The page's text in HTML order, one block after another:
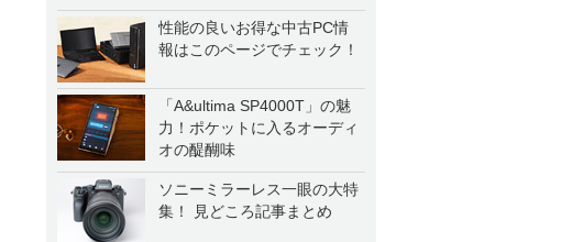
性能の良いお得な中古PC情
報はこのページでチェック！
「A&ultima SP4000T」の魅
力！ポケットに入るオーディ
オの醍醐味
ソニーミラーレス一眼の大特
集！ 見どころ記事まとめ